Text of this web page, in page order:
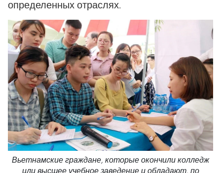
определенных отраслях.
Вьетнамские граждане, которые окончили колледж
или высшее учебное заведение и обладают, по